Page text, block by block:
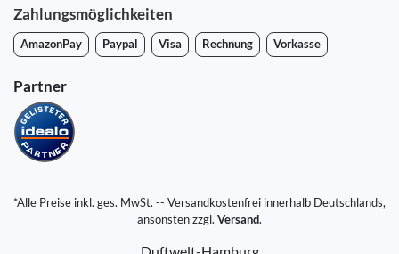
Zahlungsmöglichkeiten
AmazonPay Paypal Visa Rechnung Vorkasse
Partner
*Alle Preise inkl. ges. MwSt. -- Versandkostenfrei innerhalb Deutschlands,
ansonsten zzgl. Versand.